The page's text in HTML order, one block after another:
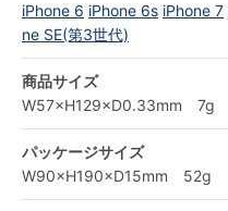
iPhone 6 iPhone 6s iPhone 7
ne SE(第3世代)
商品サイズ
W57×H129×D0.33mm 7g
パッケージサイズ
W90×H190×D15mm 52g